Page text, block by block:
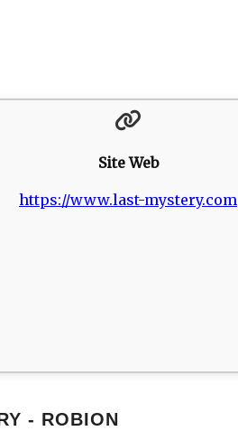
Site Web
https://www.last-mystery.com
- ROBION